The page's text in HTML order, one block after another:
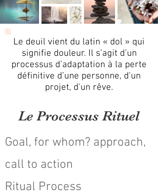
Le deuil vient du latin « dol » qui
signifie douleur. Il s’agit d’un
processus d’adaptation à la perte
définitive d’une personne, d'un
projet, d'un rêve.
Le Processus Rituel
Goal, for whom? approach,
call to action
Ritual Process